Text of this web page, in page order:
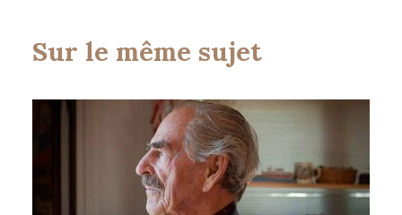
Sur le même sujet